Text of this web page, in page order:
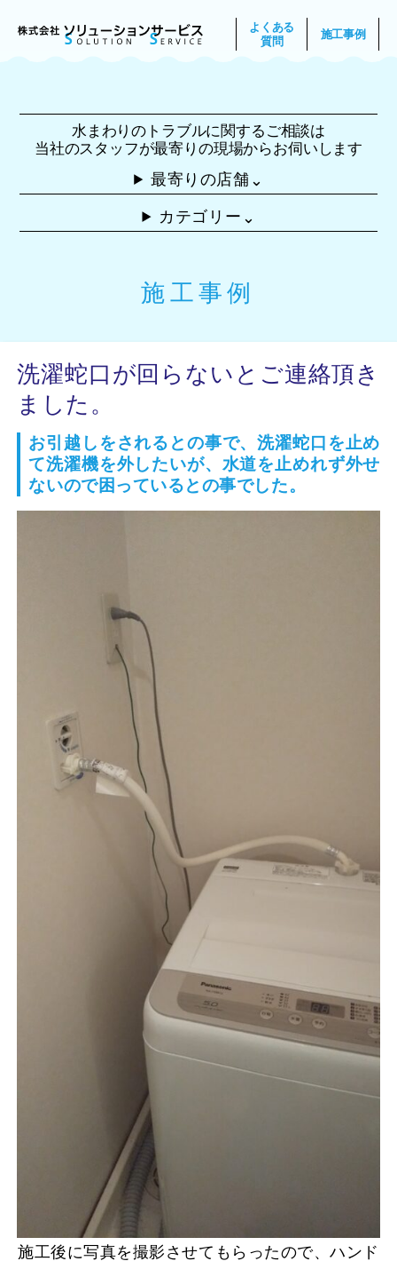
よくある
質問
施工事例
水まわりのトラブルに関するご相談は
当社のスタッフが最寄りの現場からお伺いします
最寄りの店舗 ⌃
カテゴリー ⌃
施工事例
洗濯蛇口が回らないとご連絡頂き
ました。
お引越しをされるとの事で、洗濯蛇口を止め
て洗濯機を外したいが、水道を止めれず外せ
ないので困っているとの事でした。
施工後に写真を撮影させてもらったので、ハンド